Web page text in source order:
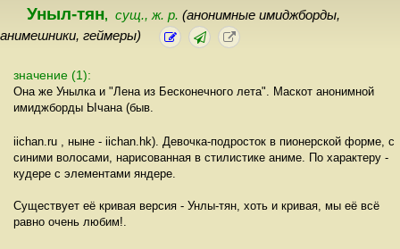
Уныл-тян, сущ., ж. р. (анонимные имиджборды,
анимешники, геймеры)
значение (1):
Она же Унылка и "Лена из Бесконечного лета". Маскот анонимной
имиджборды Ычана (быв.
iichan.ru , ныне - iichan.hk). Девочка-подросток в пионерской форме, с
синими волосами, нарисованная в стилистике аниме. По характеру -
кудере с элементами яндере.
Существует её кривая версия - Унлы-тян, хоть и кривая, мы её всё
равно очень любим!.